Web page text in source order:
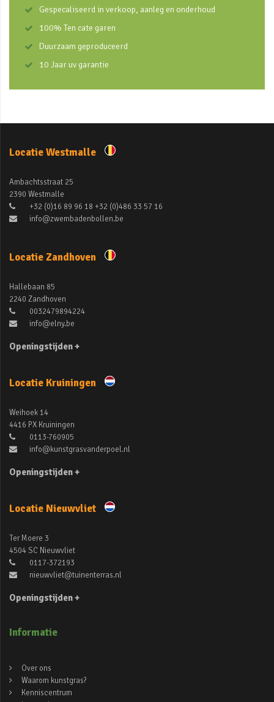
Gespecaliseerd in verkoop, aanleg en onderhoud
100% Ten cate garen
Duurzaam geproduceerd
10 Jaar uv garantie
Locatie Westmalle
Ambachtsstraat 25
2390 Westmalle
+32 (0)16 89 96 18 +32 (0)486 33 57 16
info@zwembadenbollen.be
Locatie Zandhoven
Hallebaan 85
2240 Zandhoven
0032479894224
info@elny.be
Openingstijden +
Locatie Kruiningen
Weihoek 14
4416 PX Kruiningen
0113-760905
info@kunstgrasvanderpoel.nl
Openingstijden +
Locatie Nieuwvliet
Ter Moere 3
4504 SC Nieuwvliet
0117-372193
nieuwvliet@tuinenterras.nl
Openingstijden +
Informatie
Over ons
Waarom kunstgras?
Kenniscentrum